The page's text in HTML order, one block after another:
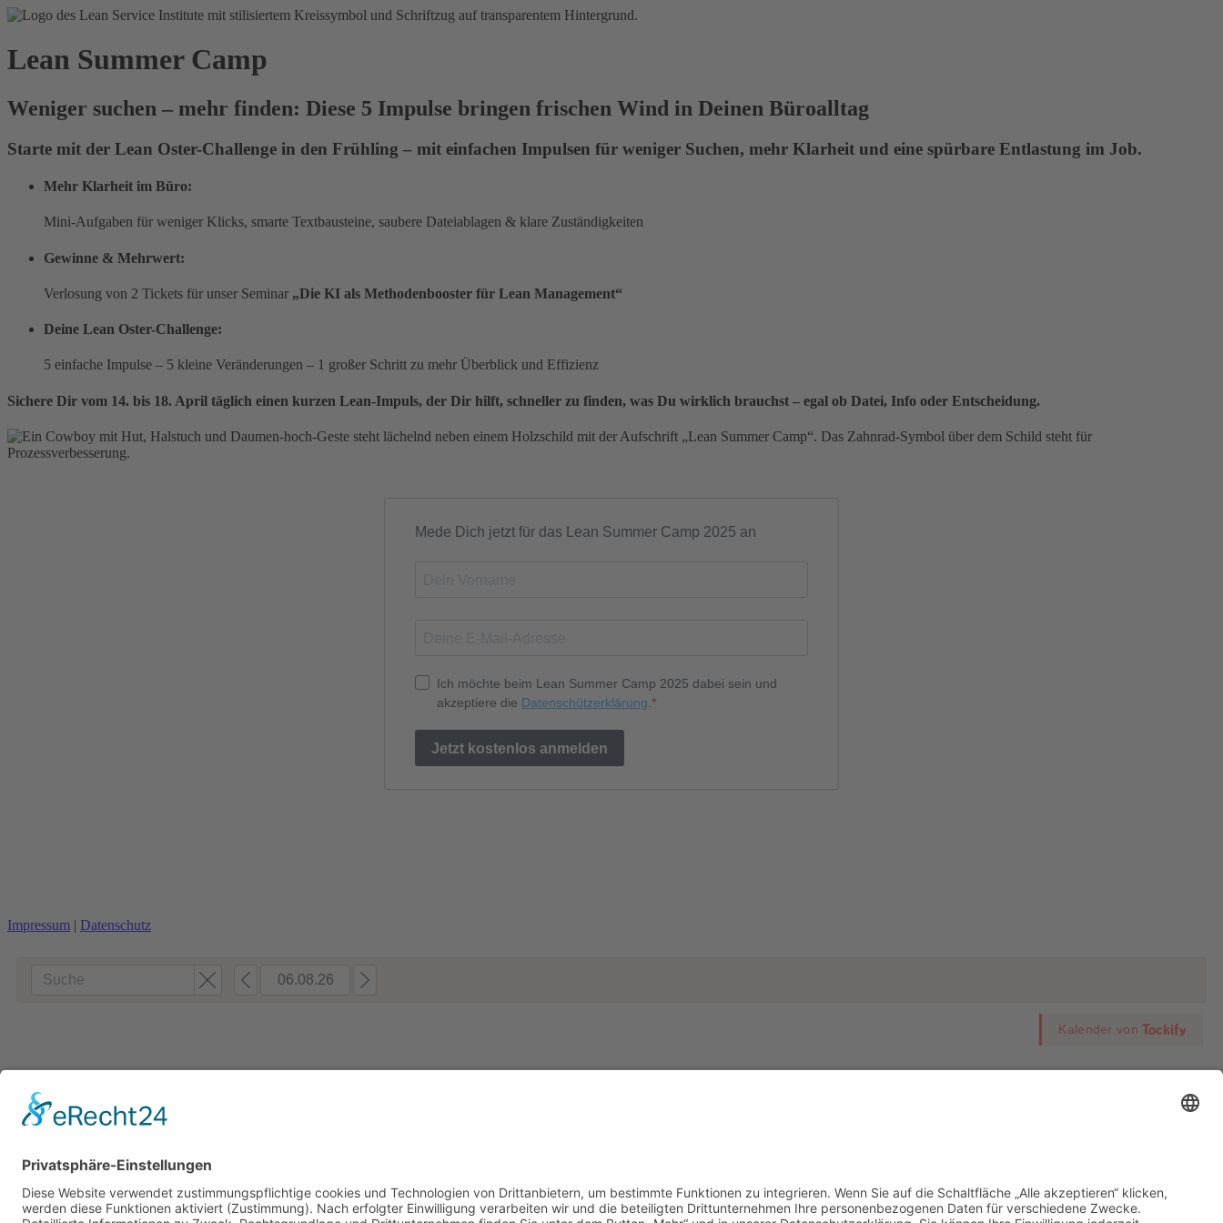
Lean Summer Camp
Weniger suchen – mehr finden: Diese 5 Impulse bringen frischen Wind in Deinen Büroalltag
Starte mit der Lean Oster-Challenge in den Frühling – mit einfachen Impulsen für weniger Suchen, mehr Klarheit und eine spürbare Entlastung im Job.
Mehr Klarheit im Büro:
Mini-Aufgaben für weniger Klicks, smarte Textbausteine, saubere Dateiablagen & klare Zuständigkeiten
Gewinne & Mehrwert:
Verlosung von 2 Tickets für unser Seminar „Die KI als Methodenbooster für Lean Management“
Deine Lean Oster-Challenge:
5 einfache Impulse – 5 kleine Veränderungen – 1 großer Schritt zu mehr Überblick und Effizienz
Sichere Dir vom 14. bis 18. April täglich einen kurzen Lean-Impuls, der Dir hilft, schneller zu finden, was Du wirklich brauchst – egal ob Datei, Info oder Entscheidung.
Impressum | Datenschutz